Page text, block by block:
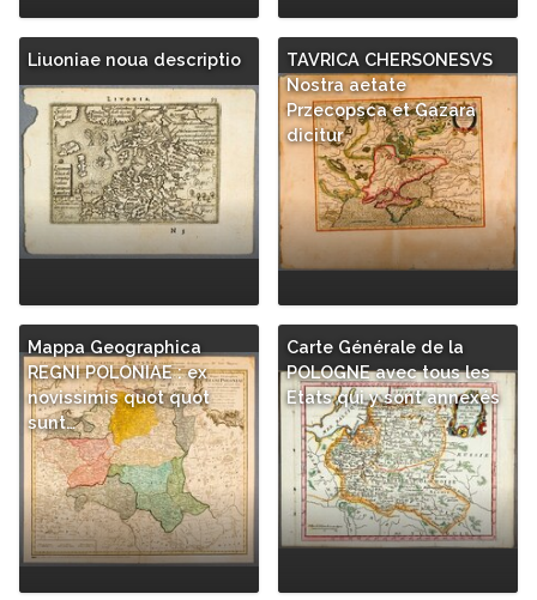
Liuoniae noua descriptio
TAVRICA CHERSONESVS
Nostra aetate
Przecopsca et Gazara
dicitur
Mappa Geographica
REGNI POLONIAE : ex
novissimis quot quot
sunt…
Carte Générale de la
POLOGNE avec tous les
Etats qui y sont annexés